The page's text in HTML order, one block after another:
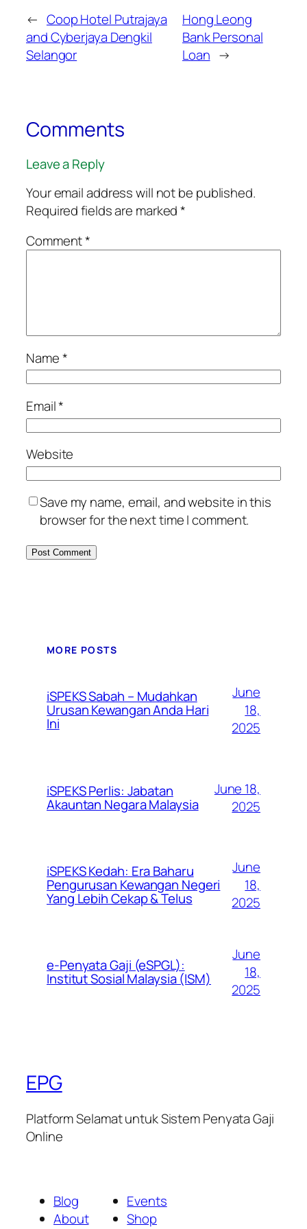
← Coop Hotel Putrajaya
and Cyberjaya Dengkil
Selangor
Hong Leong
Bank Personal
Loan →
Comments
Leave a Reply
Your email address will not be published.
Required fields are marked*
Comment*
Name*
Email*
Website
Save my name, email, and website in this
browser for the next time I comment.
MORE POSTS
iSPEKS Sabah – Mudahkan
Urusan Kewangan Anda Hari
Ini
June
18,
2025
iSPEKS Perlis: Jabatan
Akauntan Negara Malaysia
June 18,
2025
iSPEKS Kedah: Era Baharu
Pengurusan Kewangan Negeri
Yang Lebih Cekap & Telus
June
18,
2025
e-Penyata Gaji (eSPGL):
Institut Sosial Malaysia (ISM)
June
18,
2025
EPG
Platform Selamat untuk Sistem Penyata Gaji
Online
Blog
About
Events
Shop